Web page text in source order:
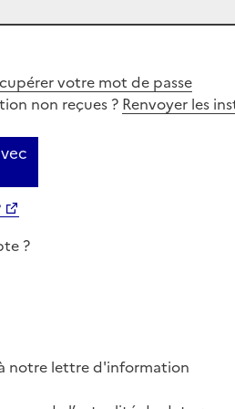
votre mot de passe
non reçues ? Renvoyer les
?
notre lettre d'information